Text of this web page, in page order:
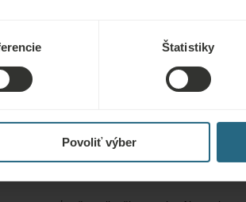
Štatistiky
Povoliť výber